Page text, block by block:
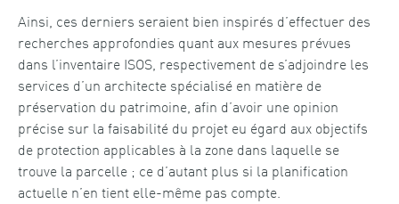
Ainsi, ces derniers seraient bien inspirés d’effectuer des
recherches approfondies quant aux mesures prévues
dans l’inventaire ISOS, respectivement de s’adjoindre les
services d’un architecte spécialisé en matière de
préservation du patrimoine, afin d’avoir une opinion
précise sur la faisabilité du projet eu égard aux objectifs
de protection applicables à la zone dans laquelle se
trouve la parcelle ; ce d’autant plus si la planification
actuelle n’en tient elle-même pas compte.